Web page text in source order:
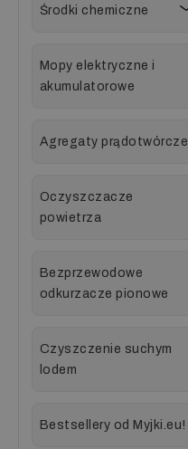
Środki chemiczne
Mopy elektryczne i
akumulatorowe
Agregaty prądotwórcze
Oczyszczacze
powietrza
Bezprzewodowe
odkurzacze pionowe
Czyszczenie suchym
lodem
Bestsellery od Myjki.eu!